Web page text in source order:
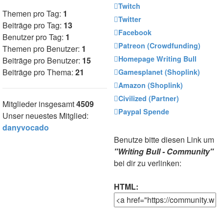
Themen pro Tag: 1
Beiträge pro Tag: 13
Benutzer pro Tag: 1
Themen pro Benutzer: 1
Beiträge pro Benutzer: 15
Beiträge pro Thema: 21
Mitglieder insgesamt4509
Unser neuestes Mitglied:
danyvocado
Twitch
Twitter
Facebook
Patreon (Crowdfunding)
Homepage Writing Bull
Gamesplanet (Shoplink)
Amazon (Shoplink)
Civilized (Partner)
Paypal Spende
Benutze bitte diesen Link um
"Writing Bull - Community"
bei dir zu verlinken:
HTML: